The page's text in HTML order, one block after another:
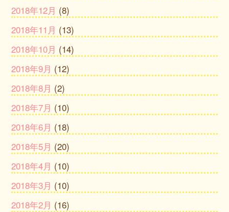
2018年12月 (8)
2018年11月 (13)
2018年10月 (14)
2018年9月 (12)
2018年8月 (2)
2018年7月 (10)
2018年6月 (18)
2018年5月 (20)
2018年4月 (10)
2018年3月 (10)
2018年2月 (16)